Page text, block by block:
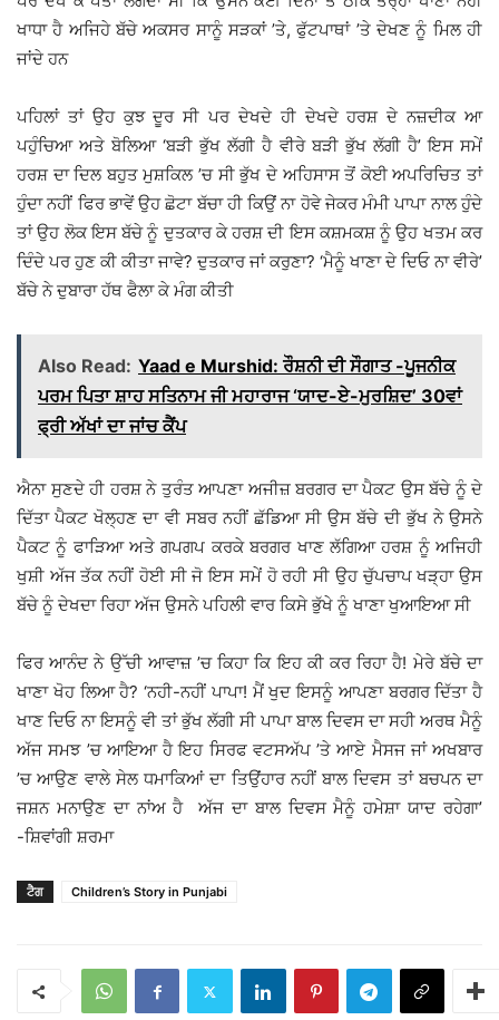
ਖਾਧਾ ਹੈ ਅਜਿਹੇ ਬੱਚੇ ਅਕਸਰ ਸਾਨੂੰ ਸੜਕਾਂ ’ਤੇ, ਫੁੱਟਪਾਥਾਂ ’ਤੇ ਦੇਖਣ ਨੂੰ ਮਿਲ ਹੀ
ਜਾਂਦੇ ਹਨ
ਪਹਿਲਾਂ ਤਾਂ ਉਹ ਕੁਝ ਦੂਰ ਸੀ ਪਰ ਦੇਖਦੇ ਹੀ ਦੇਖਦੇ ਹਰਸ਼ ਦੇ ਨਜ਼ਦੀਕ ਆ
ਪਹੁੰਚਿਆ ਅਤੇ ਬੋਲਿਆ ‘ਬੜੀ ਭੁੱਖ ਲੱਗੀ ਹੈ ਵੀਰੇ ਬੜੀ ਭੁੱਖ ਲੱਗੀ ਹੈ’ ਇਸ ਸਮੇਂ
ਹਰਸ਼ ਦਾ ਦਿਲ ਬਹੁਤ ਮੁਸ਼ਕਿਲ ’ਚ ਸੀ ਭੁੱਖ ਦੇ ਅਹਿਸਾਸ ਤੋਂ ਕੋਈ ਅਪਰਿਚਿਤ ਤਾਂ
ਹੁੰਦਾ ਨਹੀਂ ਫਿਰ ਭਾਵੇਂ ਉਹ ਛੋਟਾ ਬੱਚਾ ਹੀ ਕਿਉਂ ਨਾ ਹੋਵੇ ਜੇਕਰ ਮੰਮੀ ਪਾਪਾ ਨਾਲ ਹੁੰਦੇ
ਤਾਂ ਉਹ ਲੋਕ ਇਸ ਬੱਚੇ ਨੂੰ ਦੁਤਕਾਰ ਕੇ ਹਰਸ਼ ਦੀ ਇਸ ਕਸ਼ਮਕਸ਼ ਨੂੰ ਉਹ ਖਤਮ ਕਰ
ਦਿੰਦੇ ਪਰ ਹੁਣ ਕੀ ਕੀਤਾ ਜਾਵੇ? ਦੁਤਕਾਰ ਜਾਂ ਕਰੁਣਾ? ‘ਮੈਨੂੰ ਖਾਣਾ ਦੇ ਦਿਓ ਨਾ ਵੀਰੇ’
ਬੱਚੇ ਨੇ ਦੁਬਾਰਾ ਹੱਥ ਫੈਲਾ ਕੇ ਮੰਗ ਕੀਤੀ
Also Read: Yaad e Murshid: ਰੌਸ਼ਨੀ ਦੀ ਸੌਗਾਤ -ਪੂਜਨੀਕ
ਪਰਮ ਪਿਤਾ ਸ਼ਾਹ ਸਤਿਨਾਮ ਜੀ ਮਹਾਰਾਜ ‘ਯਾਦ-ਏ-ਮੁਰਸ਼ਿਦ’ 30ਵਾਂ
ਫ੍ਰੀ ਅੱਖਾਂ ਦਾ ਜਾਂਚ ਕੈਂਪ
ਐਨਾ ਸੁਣਦੇ ਹੀ ਹਰਸ਼ ਨੇ ਤੁਰੰਤ ਆਪਣਾ ਅਜੀਜ਼ ਬਰਗਰ ਦਾ ਪੈਕਟ ਉਸ ਬੱਚੇ ਨੂੰ ਦੇ
ਦਿੱਤਾ ਪੈਕਟ ਖੋਲ੍ਹਣ ਦਾ ਵੀ ਸਬਰ ਨਹੀਂ ਛੱਡਿਆ ਸੀ ਉਸ ਬੱਚੇ ਦੀ ਭੁੱਖ ਨੇ ਉਸਨੇ
ਪੈਕਟ ਨੂੰ ਫਾੜਿਆ ਅਤੇ ਗਪਗਪ ਕਰਕੇ ਬਰਗਰ ਖਾਣ ਲੱਗਿਆ ਹਰਸ਼ ਨੂੰ ਅਜਿਹੀ
ਖੁਸ਼ੀ ਅੱਜ ਤੱਕ ਨਹੀਂ ਹੋਈ ਸੀ ਜੋ ਇਸ ਸਮੇਂ ਹੋ ਰਹੀ ਸੀ ਉਹ ਚੁੱਪਚਾਪ ਖੜ੍ਹਾ ਉਸ
ਬੱਚੇ ਨੂੰ ਦੇਖਦਾ ਰਿਹਾ ਅੱਜ ਉਸਨੇ ਪਹਿਲੀ ਵਾਰ ਕਿਸੇ ਭੁੱਖੇ ਨੂੰ ਖਾਣਾ ਖੁਆਇਆ ਸੀ
ਫਿਰ ਆਨੰਦ ਨੇ ਉੱਚੀ ਆਵਾਜ਼ ’ਚ ਕਿਹਾ ਕਿ ਇਹ ਕੀ ਕਰ ਰਿਹਾ ਹੈ! ਮੇਰੇ ਬੱਚੇ ਦਾ
ਖਾਣਾ ਖੋਹ ਲਿਆ ਹੈ? ‘ਨਹੀ-ਨਹੀਂ ਪਾਪਾ! ਮੈਂ ਖੁਦ ਇਸਨੂੰ ਆਪਣਾ ਬਰਗਰ ਦਿੱਤਾ ਹੈ
ਖਾਣ ਦਿਓ ਨਾ ਇਸਨੂੰ ਵੀ ਤਾਂ ਭੁੱਖ ਲੱਗੀ ਸੀ ਪਾਪਾ ਬਾਲ ਦਿਵਸ ਦਾ ਸਹੀ ਅਰਥ ਮੈਨੂੰ
ਅੱਜ ਸਮਝ ’ਚ ਆਇਆ ਹੈ ਇਹ ਸਿਰਫ ਵਟਸਅੱਪ ’ਤੇ ਆਏ ਮੈਸਜ ਜਾਂ ਅਖਬਾਰ
’ਚ ਆਉਣ ਵਾਲੇ ਸੇਲ ਧਮਾਕਿਆਂ ਦਾ ਤਿਉਂਹਾਰ ਨਹੀਂ ਬਾਲ ਦਿਵਸ ਤਾਂ ਬਚਪਨ ਦਾ
ਜਸ਼ਨ ਮਨਾਉਣ ਦਾ ਨਾਂਅ ਹੈ ਅੱਜ ਦਾ ਬਾਲ ਦਿਵਸ ਮੈਨੂੰ ਹਮੇਸ਼ਾ ਯਾਦ ਰਹੇਗਾ’
-ਸ਼ਿਵਾਂਗੀ ਸ਼ਰਮਾ
ਟੈਗ Children’s Story in Punjabi